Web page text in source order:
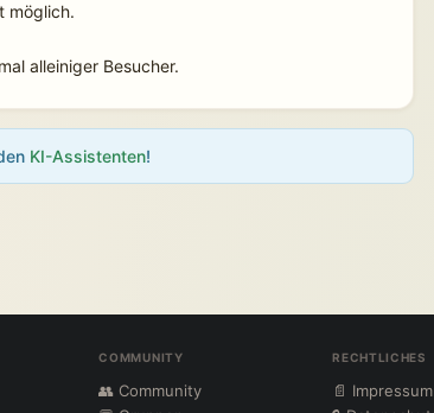
möglich.
alleiniger Besucher.
KI-Assistenten!
COMMUNITY
👥 Community
RECHTLICHES
📄 Impressum